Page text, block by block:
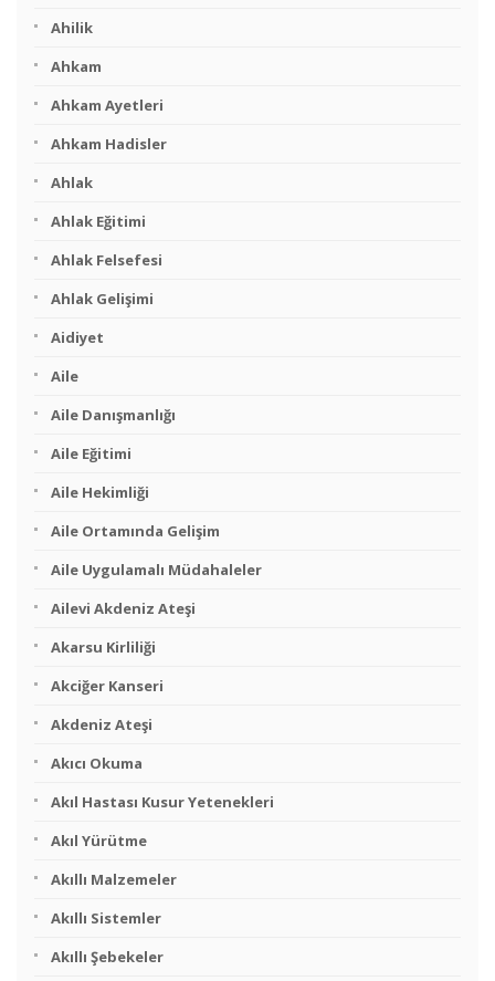
Ahilik
Ahkam
Ahkam Ayetleri
Ahkam Hadisler
Ahlak
Ahlak Eğitimi
Ahlak Felsefesi
Ahlak Gelişimi
Aidiyet
Aile
Aile Danışmanlığı
Aile Eğitimi
Aile Hekimliği
Aile Ortamında Gelişim
Aile Uygulamalı Müdahaleler
Ailevi Akdeniz Ateşi
Akarsu Kirliliği
Akciğer Kanseri
Akdeniz Ateşi
Akıcı Okuma
Akıl Hastası Kusur Yetenekleri
Akıl Yürütme
Akıllı Malzemeler
Akıllı Sistemler
Akıllı Şebekeler